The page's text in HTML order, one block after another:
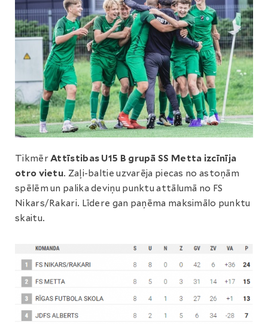
TikmērAttīstibas U15 B grupā SS Metta izcīnīja
otro vietu. Zaļi-baltie uzvarēja piecas no astoņām
spēlēm un palika deviņu punktu attālumā no FS
Nikars/Rakari. Līdere gan paņēma maksimālo punktu
skaitu.